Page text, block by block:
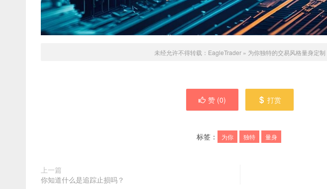
未经允许不得转载： EagleTrader » 为你独特的交易风格量身定制
赞 (0) 打赏
标签： 为你 独特 量身
上一篇
你知道什么是追踪止损吗？